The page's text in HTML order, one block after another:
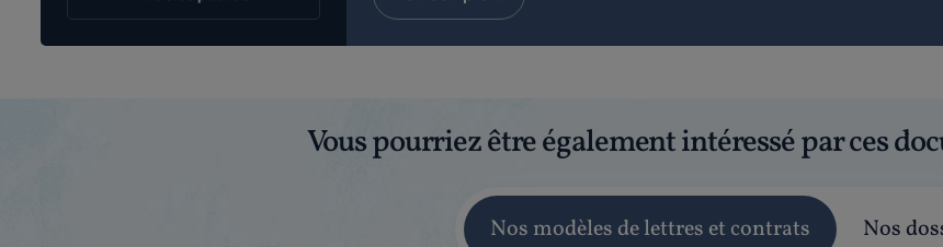
Vous pourriez être également intéressé par ces
Nos modèles de lettres et contrats Nos